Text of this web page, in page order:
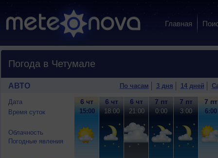
Главная
Погода в Четумале
АВТО По часам 3 дня 14 дней
Дата
Время суток
Облачность
Погодные явления
6 чт
15:00
6 чт
18:00
6 чт
21:00
7 пт
0:00
7 пт
3:00
7 пт
6:00